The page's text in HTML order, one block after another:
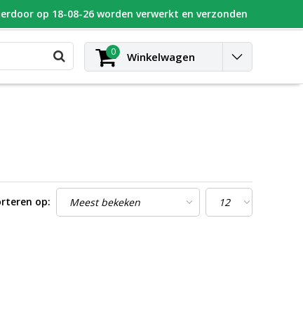
Blog Contact Inloggen
0 Winkelwagen
op:
op 18-08-26 worden verwerkt en verzonden